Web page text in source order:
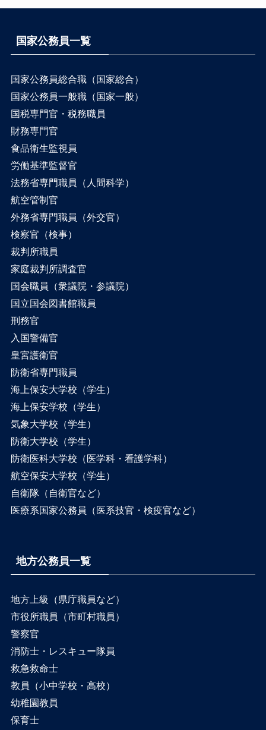
国家公務員一覧
国家公務員総合職（国家総合）
国家公務員一般職（国家一般）
国税専門官・税務職員
財務専門官
食品衛生監視員
労働基準監督官
法務省専門職員（人間科学）
航空管制官
外務省専門職員（外交官）
検察官（検事）
裁判所職員
家庭裁判所調査官
国会職員（衆議院・参議院）
国立国会図書館職員
刑務官
入国警備官
皇宮護衛官
防衛省専門職員
海上保安大学校（学生）
海上保安学校（学生）
気象大学校（学生）
防衛大学校（学生）
防衛医科大学校（医学科・看護学科）
航空保安大学校（学生）
自衛隊（自衛官など）
医療系国家公務員（医系技官・検疫官など）
地方公務員一覧
地方上級（県庁職員など）
市役所職員（市町村職員）
警察官
消防士・レスキュー隊員
救急救命士
教員（小中学校・高校）
幼稚園教員
保育士